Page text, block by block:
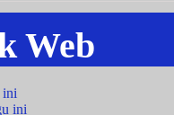
Web
ini
ini